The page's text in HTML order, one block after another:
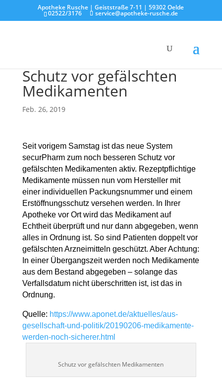
Apotheke Rusche | Geiststraße 7-11 | 59302 Oelde
02522/3176 service@apotheke-rusche.de
Schutz vor gefälschten
Medikamenten
Feb. 26, 2019
Seit vorigem Samstag ist das neue System
securPharm zum noch besseren Schutz vor
gefälschten Medikamenten aktiv. Rezeptpflichtige
Medikamente müssen nun vom Hersteller mit
einer individuellen Packungsnummer und einem
Erstöffnungsschutz versehen werden. In Ihrer
Apotheke vor Ort wird das Medikament auf
Echtheit überprüft und nur dann abgegeben, wenn
alles in Ordnung ist. So sind Patienten doppelt vor
gefälschten Arzneimitteln geschützt. Aber Achtung:
In einer Übergangszeit werden noch Medikamente
aus dem Bestand abgegeben – solange das
Verfallsdatum nicht überschritten ist, ist das in
Ordnung.
Quelle: https://www.aponet.de/aktuelles/aus-
gesellschaft-und-politik/20190206-medikamente-
werden-noch-sicherer.html
Schutz vor gefälschten Medikamenten